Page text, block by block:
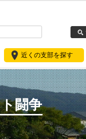
近くの支部を探す
闘争